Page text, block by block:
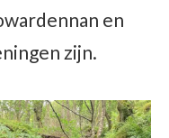
en
zijn.